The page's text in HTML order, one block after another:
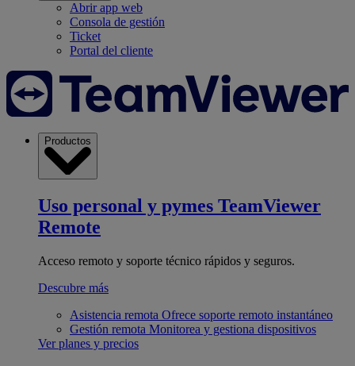
Abrir app web
Consola de gestión
Ticket
Portal del cliente
Productos
Uso personal y pymes TeamViewer
Remote
Acceso remoto y soporte técnico rápidos y seguros.
Descubre más
Asistencia remota Ofrece soporte remoto instantáneo
Gestión remota Monitorea y gestiona dispositivos
Ver planes y precios